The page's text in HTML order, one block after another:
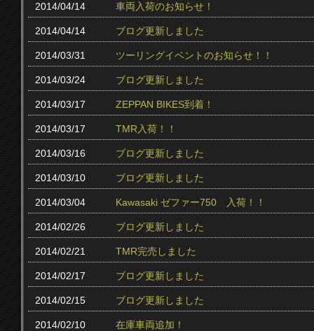
2014/04/14 車両入荷のお知らせ！
2014/04/14 ブログ更新しました
2014/03/31 ツーリングイベントのお知らせ！！
2014/03/24 ブログ更新しました
2014/03/17 ZEPPAN BIKES到着！
2014/03/17 TMR入荷！！
2014/03/16 ブログ更新しました
2014/03/10 ブログ更新しました
2014/03/04 Kawasaki ゼファー750 入荷！！
2014/02/26 ブログ更新しました
2014/02/21 TMR完売しました
2014/02/17 ブログ更新しました
2014/02/15 ブログ更新しました
2014/02/10 在庫車両追加！